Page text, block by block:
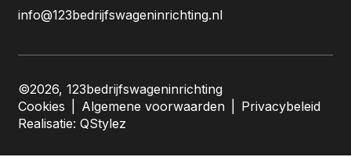
info@123bedrijfswageninrichting.nl
©2026, 123bedrijfswageninrichting
Cookies
Algemene voorwaarden
Privacybeleid
Realisatie: QStylez